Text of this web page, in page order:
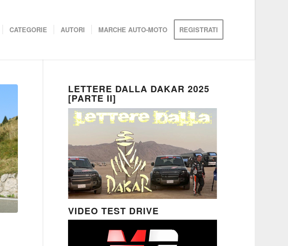
CATEGORIE AUTORI MARCHE AUTO-MOTO REGISTRATI
LETTERE DALLA DAKAR 2025
[PARTE II]
VIDEO TEST DRIVE